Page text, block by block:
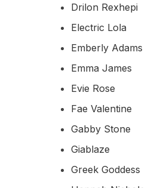
Drilon Rexhepi
Electric Lola
Emberly Adams
Emma James
Evie Rose
Fae Valentine
Gabby Stone
Giablaze
Greek Goddess